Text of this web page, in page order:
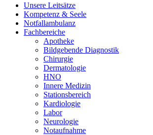
Unsere Leitsätze
Kompetenz & Seele
Notfallambulanz
Fachbereiche
Apotheke
Bildgebende Diagnostik
Chirurgie
Dermatologie
HNO
Innere Medizin
Stationsbereich
Kardiologie
Labor
Neurologie
Notaufnahme